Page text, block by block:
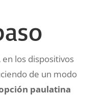
los dispositivos
de un modo
paulatina